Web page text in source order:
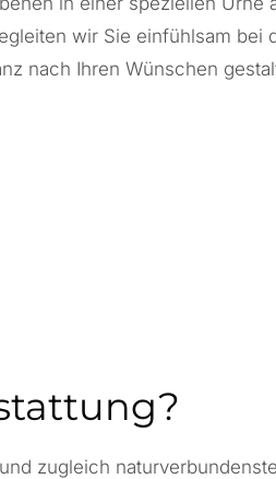
wir Sie einfühlsam
nach Ihren Wünschen
zugleich